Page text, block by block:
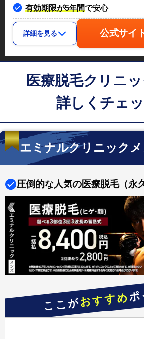
有効期限が5年間で安心
詳細を見る 公式サイ
医療脱毛クリニ
詳しくチェ
エミナルクリニック
圧倒的な人気の医療脱毛（永
ここがおすすめ